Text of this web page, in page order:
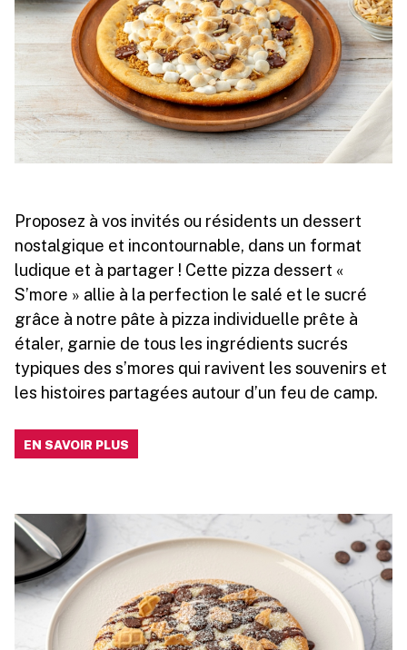
Proposez à vos invités ou résidents un dessert
nostalgique et incontournable, dans un format
ludique et à partager ! Cette pizza dessert «
S’more » allie à la perfection le salé et le sucré
grâce à notre pâte à pizza individuelle prête à
étaler, garnie de tous les ingrédients sucrés
typiques des s’mores qui ravivent les souvenirs et
les histoires partagées autour d’un feu de camp.
EN SAVOIR PLUS